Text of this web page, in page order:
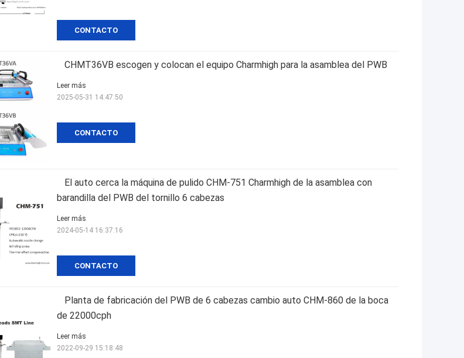
CONTACTO
CHMT36VB escogen y colocan el equipo Charmhigh para la asamblea del PWB
CONTACTO
Leer más
2025-05-31 14:47:50
El auto cerca la máquina de pulido CHM-751 Charmhigh de la asamblea con
barandilla del PWB del tornillo 6 cabezas
CONTACTO
Leer más
2024-05-14 16:37:16
Planta de fabricación del PWB de 6 cabezas cambio auto CHM-860 de la boca
de 22000cph
Leer más
2022-09-29 15:18:48